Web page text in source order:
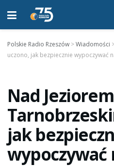
Polskie Radio Rzeszów >Wiadomości
uczono, jak bezpiecznie wypoczywać
Nad Jeziorem
jak
wypoczywać